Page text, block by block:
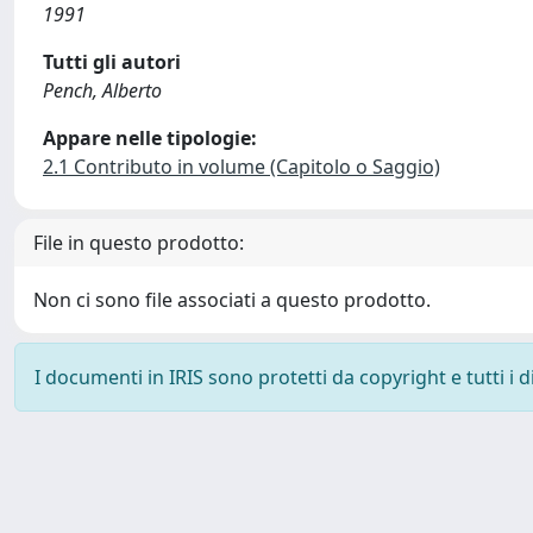
1991
Tutti gli autori
Pench, Alberto
Appare nelle tipologie:
2.1 Contributo in volume (Capitolo o Saggio)
File in questo prodotto:
Non ci sono file associati a questo prodotto.
I documenti in IRIS sono protetti da copyright e tutti i